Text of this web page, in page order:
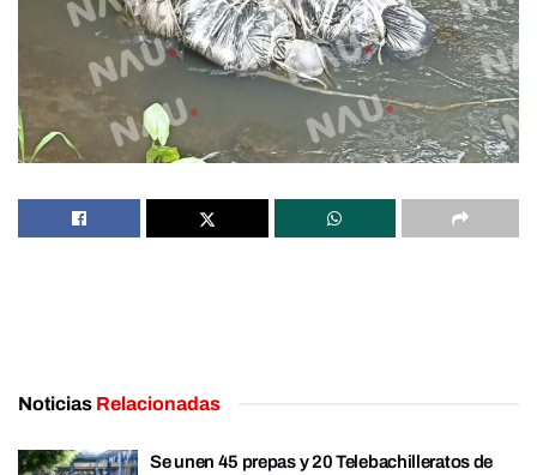
Noticias Relacionadas
Se unen 45 prepas y 20 Telebachilleratos de